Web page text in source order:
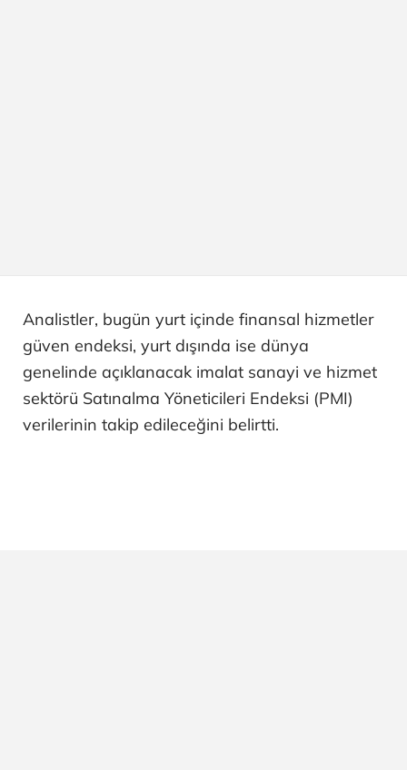
Analistler, bugün yurt içinde finansal hizmetler
güven endeksi, yurt dışında ise dünya
genelinde açıklanacak imalat sanayi ve hizmet
sektörü Satınalma Yöneticileri Endeksi (PMI)
verilerinin takip edileceğini belirtti.